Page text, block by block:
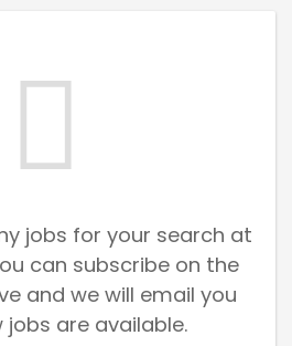
jobs for your search at
can subscribe on the
and we will email you
jobs are available.